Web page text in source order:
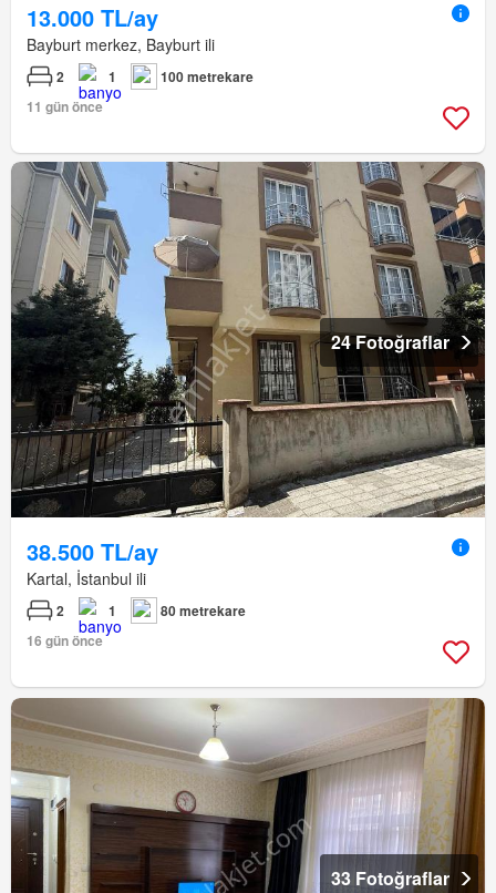
13.000 TL/ay
Bayburt merkez, Bayburt ili
2 1
100 metrekare
11 gün önce
24 Fotoğraflar
38.500 TL/ay
Kartal, İstanbul ili
2 1
80 metrekare
16 gün önce
33 Fotoğraflar